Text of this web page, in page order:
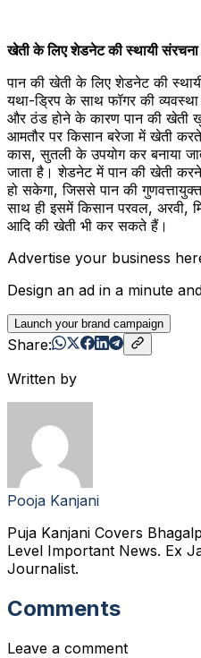
खेती के लिए शेडनेट की स्थायी संरचना
पान की खेती के लिए शेडनेट की
यथा-ड्रिप के साथ फॉगर की
और ठंड होने के कारण पान की खेती
आमतौर पर किसान बरेजा में खेती
कास, सुतली के उपयोग कर बनाया
जाता है। शेडनेट में पान की खेती
हो सकेगा, जिससे पान की गुणवत्तायुक्त
साथ ही इसमें किसान परवल, अरवी,
आदि की खेती भी कर सकते हैं।
Advertise your business
Design an ad in a minute
Launch your brand campaign
Share:
Written by
Pooja Kanjani
Puja Kanjani Covers
Level Important News. Ex
Journalist.
Comments
Leave a comment